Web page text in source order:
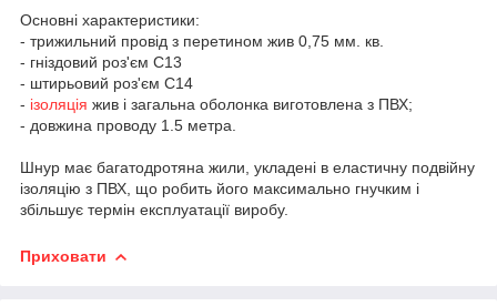
Основні характеристики:
- трижильний провід з перетином жив 0,75 мм. кв.
- гніздовий роз'єм C13
- штирьовий роз'єм C14
- ізоляція жив і загальна оболонка виготовлена з ПВХ;
- довжина проводу 1.5 метра.
Шнур має багатодротяна жили, укладені в еластичну подвійну
ізоляцію з ПВХ, що робить його максимально гнучким і
збільшує термін експлуатації виробу.
Приховати